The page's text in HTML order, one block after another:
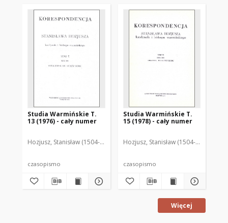
Studia Warmińskie T.
13 (1976) - cały numer
Hozjusz, Stanisław (1504-1579) Szorc, Alojzy (1935-2010). Redaktor
czasopismo
Studia Warmińskie T.
15 (1978) - cały numer
Hozjusz, Stanisław (1504-1579)
czasopismo
Więcej